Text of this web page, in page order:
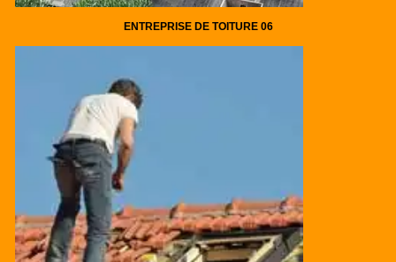
ENTREPRISE DE TOITURE 06